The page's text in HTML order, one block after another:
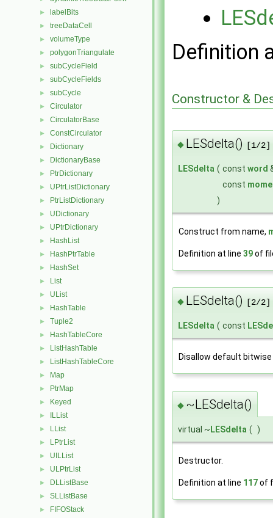
► labelBits
► treeDataCell
► volumeType
► polygonTriangulate
► subCycleField
► subCycleFields
► subCycle
► Circulator
► CirculatorBase
► ConstCirculator
► Dictionary
► DictionaryBase
► PtrDictionary
► UPtrListDictionary
► PtrListDictionary
► UDictionary
► UPtrDictionary
► HashList
► HashPtrTable
► HashSet
► List
► UList
► HashTable
► Tuple2
► HashTableCore
► ListHashTable
► ListHashTableCore
► Map
► PtrMap
► Keyed
► ILList
► LList
► LPtrList
► UILList
► ULPtrList
► DLListBase
► SLListBase
► FIFOStack
Definition
Constructor &
◆ LESdelta() [1/2]
LESdelta ( const word
const
)
Construct from name,
Definition at line 39of
◆ LESdelta() [2/2]
LESdelta ( const
Disallow default
◆ ~LESdelta()
virtual ~LESdelta ( )
Destructor.
Definition at line 117of